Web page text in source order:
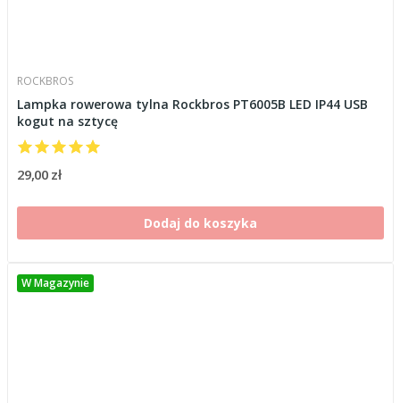
ROCKBROS
Lampka rowerowa tylna Rockbros PT6005B LED IP44 USB
kogut na sztycę
29,00 zł
Dodaj do koszyka
W Magazynie